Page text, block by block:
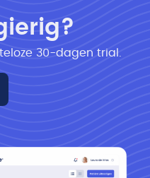
30-dagen trial​.